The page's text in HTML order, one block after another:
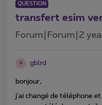
QUESTION
transfert esim
Forum|Forum|2
G gblrd
bonjour,
j'ai changé de téléphone